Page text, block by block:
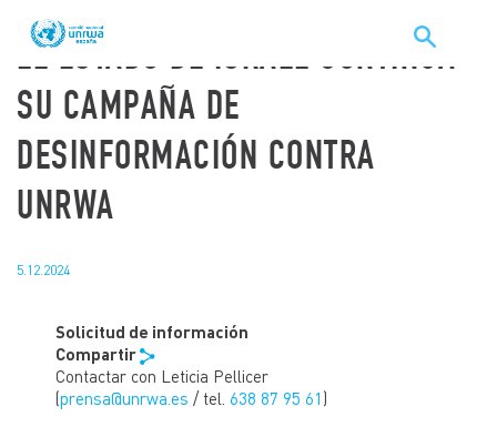
EL ESTADO DE ISRAEL CONTINÚA
SU CAMPAÑA DE
DESINFORMACIÓN CONTRA
UNRWA
5.12.2024
Solicitud de información
Compartir
Contactar con Leticia Pellicer
(prensa@unrwa.es / tel. 638 87 95 61 )
NACIONES UNIDAS PARA LOS
REFUGIADOS DE PALESTINA.